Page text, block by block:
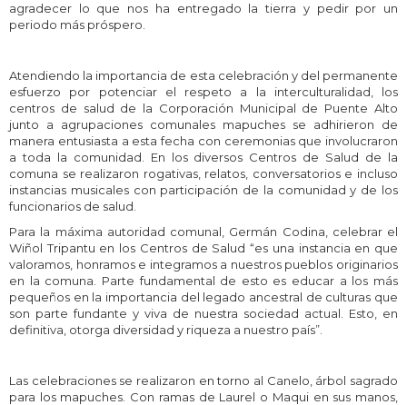
agradecer lo que nos ha entregado la tierra y pedir por un
periodo más próspero.
Atendiendo la importancia de esta celebración y del permanente
esfuerzo por potenciar el respeto a la interculturalidad, los
centros de salud de la Corporación Municipal de Puente Alto
junto a agrupaciones comunales mapuches se adhirieron de
manera entusiasta a esta fecha con ceremonias que involucraron
a toda la comunidad. En los diversos Centros de Salud de la
comuna se realizaron rogativas, relatos, conversatorios e incluso
instancias musicales con participación de la comunidad y de los
funcionarios de salud.
Para la máxima autoridad comunal, Germán Codina, celebrar el
Wiñol Tripantu en los Centros de Salud “es una instancia en que
valoramos, honramos e integramos a nuestros pueblos originarios
en la comuna. Parte fundamental de esto es educar a los más
pequeños en la importancia del legado ancestral de culturas que
son parte fundante y viva de nuestra sociedad actual. Esto, en
definitiva, otorga diversidad y riqueza a nuestro país”.
Las celebraciones se realizaron en torno al Canelo, árbol sagrado
para los mapuches. Con ramas de Laurel o Maqui en sus manos,